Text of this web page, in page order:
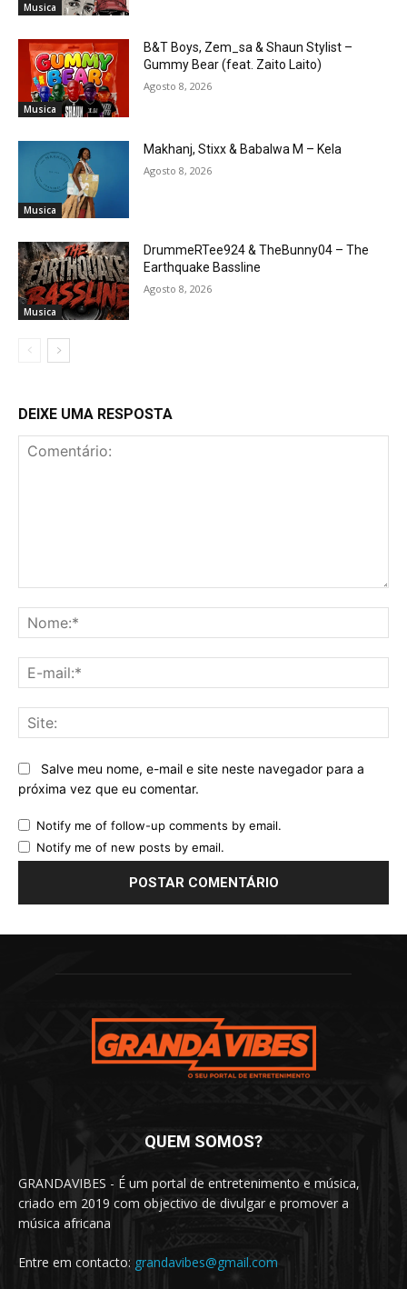
Musica
Musica
B&T Boys, Zem_sa & Shaun Stylist –
Gummy Bear (feat. Zaito Laito)
Agosto 8, 2026
Musica
Makhanj, Stixx & Babalwa M – Kela
Agosto 8, 2026
Musica
DrummeRTee924 & TheBunny04 – The
Earthquake Bassline
Agosto 8, 2026
DEIXE UMA RESPOSTA
Salve meu nome, e-mail e site neste navegador para a
próxima vez que eu comentar.
Notify me of follow-up comments by email.
Notify me of new posts by email.
QUEM SOMOS?
GRANDAVIBES - É um portal de entretenimento e música,
criado em 2019 com objectivo de divulgar e promover a
música africana
Entre em contacto: grandavibes@gmail.com